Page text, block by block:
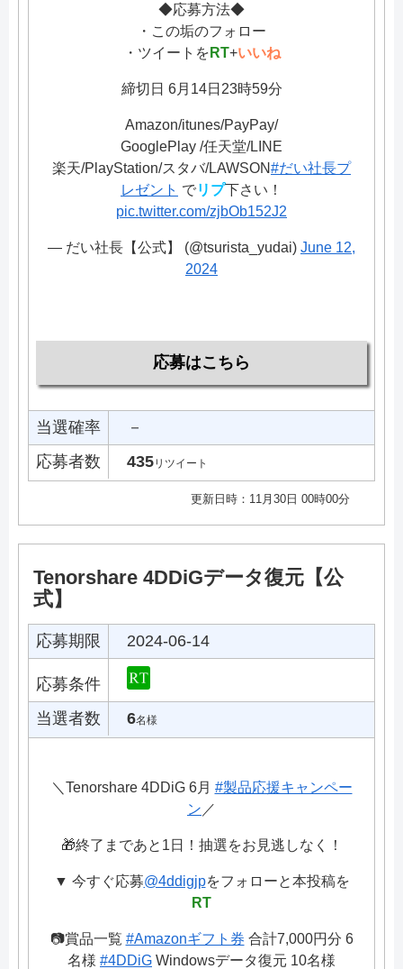
◆応募方法◆
・この垢のフォロー
・ツイートを RT+いいね
締切日 6月14日23時59分
Amazon/itunes/PayPay/
GooglePlay /任天堂/LINE
楽天/PlayStation/スタバ/LAWSON#だい社長プ
レゼント でリプ下さい！
pic.twitter.com/zjbOb152J2
— だい社長【公式】 (@tsurista_yudai) June 12,
2024
応募はこちら
当選確率
－
応募者数
435リツイート
更新日時：11月30日 00時00分
Tenorshare 4DDiGデータ復元【公
式】
応募期限 2024-06-14
応募条件
当選者数
6名様
＼Tenorshare 4DDiG 6月 #製品応援キャンペー
ン ／
🎁終了まであと1日！抽選をお見逃しなく！
▼ 今すぐ応募@4ddigjpをフォローと本投稿を
RT
📷賞品一覧 #Amazonギフト券 合計7,000円分 6
名様 #4DDiG Windowsデータ復元 10名様